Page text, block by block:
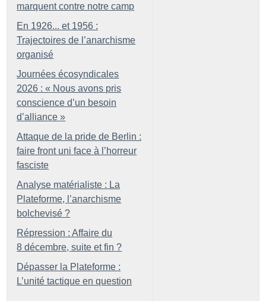
marquent contre notre camp
En 1926... et 1956 :
Trajectoires de l’anarchisme
organisé
Journées écosyndicales
2026 : « Nous avons pris
conscience d’un besoin
d’alliance »
Attaque de la pride de Berlin :
faire front uni face à l’horreur
fasciste
Analyse matérialiste : La
Plateforme, l’anarchisme
bolchevisé ?
Répression : Affaire du
8 décembre, suite et fin ?
Dépasser la Plateforme :
L’unité tactique en question